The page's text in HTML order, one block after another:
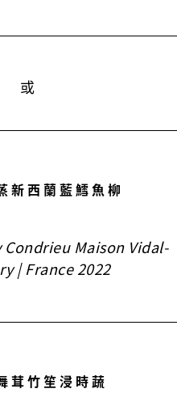
或
新西蘭藍鱈魚柳
Condrieu Maison Vidal-
| France 2022
茸竹笙浸時蔬